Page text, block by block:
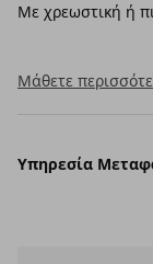
Με χρεωστική ή
Μάθετε
Υπηρεσία